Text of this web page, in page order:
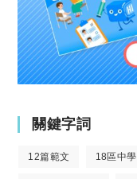
關鍵字詞
12篇範文 18區中學